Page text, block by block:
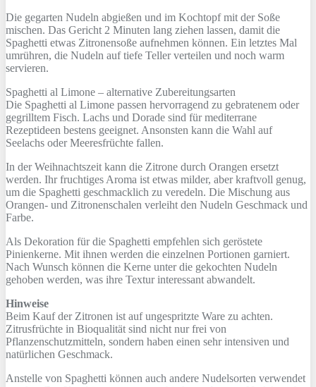
Die gegarten Nudeln abgießen und im Kochtopf mit der Soße
mischen. Das Gericht 2 Minuten lang ziehen lassen, damit die
Spaghetti etwas Zitronensoße aufnehmen können. Ein letztes Mal
umrühren, die Nudeln auf tiefe Teller verteilen und noch warm
servieren.
Spaghetti al Limone – alternative Zubereitungsarten
Die Spaghetti al Limone passen hervorragend zu gebratenem oder
gegrilltem Fisch. Lachs und Dorade sind für mediterrane
Rezeptideen bestens geeignet. Ansonsten kann die Wahl auf
Seelachs oder Meeresfrüchte fallen.
In der Weihnachtszeit kann die Zitrone durch Orangen ersetzt
werden. Ihr fruchtiges Aroma ist etwas milder, aber kraftvoll genug,
um die Spaghetti geschmacklich zu veredeln. Die Mischung aus
Orangen- und Zitronenschalen verleiht den Nudeln Geschmack und
Farbe.
Als Dekoration für die Spaghetti empfehlen sich geröstete
Pinienkerne. Mit ihnen werden die einzelnen Portionen garniert.
Nach Wunsch können die Kerne unter die gekochten Nudeln
gehoben werden, was ihre Textur interessant abwandelt.
Hinweise
Beim Kauf der Zitronen ist auf ungespritzte Ware zu achten.
Zitrusfrüchte in Bioqualität sind nicht nur frei von
Pflanzenschutzmitteln, sondern haben einen sehr intensiven und
natürlichen Geschmack.
Anstelle von Spaghetti können auch andere Nudelsorten verwendet